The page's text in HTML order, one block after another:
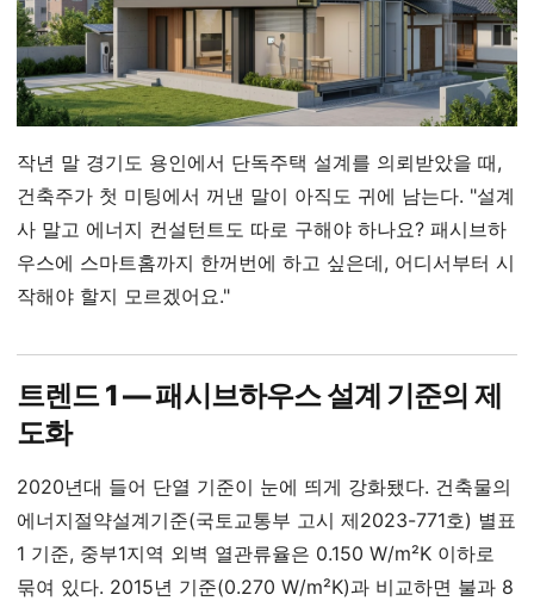
작년 말 경기도 용인에서 단독주택 설계를 의뢰받았을 때,
건축주가 첫 미팅에서 꺼낸 말이 아직도 귀에 남는다. "설계
사 말고 에너지 컨설턴트도 따로 구해야 하나요? 패시브하
우스에 스마트홈까지 한꺼번에 하고 싶은데, 어디서부터 시
작해야 할지 모르겠어요."
트렌드 1 — 패시브하우스 설계 기준의 제
도화
2020년대 들어 단열 기준이 눈에 띄게 강화됐다. 건축물의
에너지절약설계기준(국토교통부 고시 제2023-771호) 별표
1 기준, 중부1지역 외벽 열관류율은 0.150 W/m²K 이하로
묶여 있다. 2015년 기준(0.270 W/m²K)과 비교하면 불과 8